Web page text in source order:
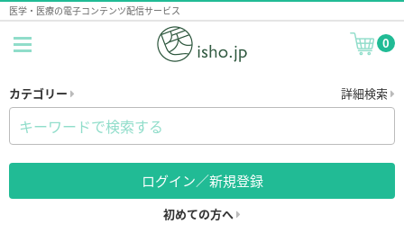
医学・医療の電子コンテンツ配信サービス
0
カテゴリー 詳細検索
ログイン／新規登録
初めての方へ